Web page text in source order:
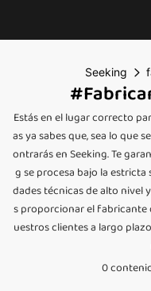
Seeking
Estás en el lugar correcto
as ya sabes que, sea lo que
ontrarás en Seeking. Te
g se procesa bajo la
dades técnicas de alto nivel
s proporcionar el fabricante
uestros clientes a largo
0